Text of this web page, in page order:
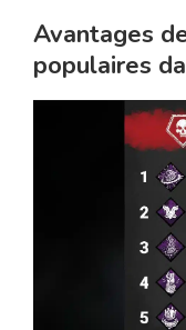
Avantages
populaires